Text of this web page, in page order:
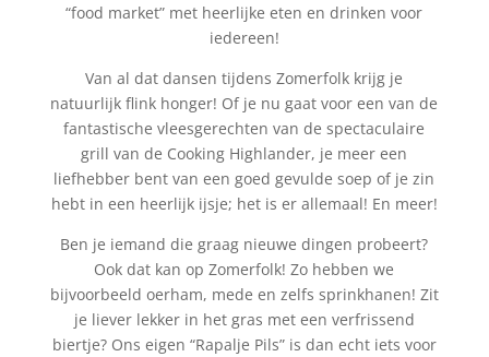
“food market” met heerlijke eten en drinken voor
iedereen!
Van al dat dansen tijdens Zomerfolk krijg je
natuurlijk flink honger! Of je nu gaat voor een van de
fantastische vleesgerechten van de spectaculaire
grill van de Cooking Highlander, je meer een
liefhebber bent van een goed gevulde soep of je zin
hebt in een heerlijk ijsje; het is er allemaal! En meer!
Ben je iemand die graag nieuwe dingen probeert?
Ook dat kan op Zomerfolk! Zo hebben we
bijvoorbeeld oerham, mede en zelfs sprinkhanen! Zit
je liever lekker in het gras met een verfrissend
biertje? Ons eigen “Rapalje Pils” is dan echt iets voor